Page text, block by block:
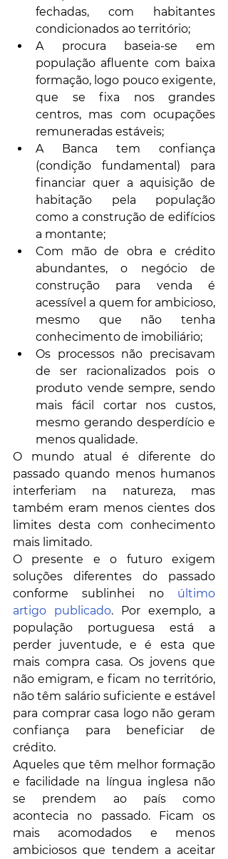
fechadas, com habitantes
condicionados ao território;
A procura baseia-se em
população afluente com baixa
formação, logo pouco exigente,
que se fixa nos grandes
centros, mas com ocupações
remuneradas estáveis;
A Banca tem confiança
(condição fundamental) para
financiar quer a aquisição de
habitação pela população
como a construção de edifícios
a montante;
Com mão de obra e crédito
abundantes, o negócio de
construção para venda é
acessível a quem for ambicioso,
mesmo que não tenha
conhecimento de imobiliário;
Os processos não precisavam
de ser racionalizados pois o
produto vende sempre, sendo
mais fácil cortar nos custos,
mesmo gerando desperdício e
menos qualidade.
O mundo atual é diferente do
passado quando menos humanos
interferiam na natureza, mas
também eram menos cientes dos
limites desta com conhecimento
mais limitado.
O presente e o futuro exigem
soluções diferentes do passado
conforme sublinhei no último
artigo publicado. Por exemplo, a
população portuguesa está a
perder juventude, e é esta que
mais compra casa. Os jovens que
não emigram, e ficam no território,
não têm salário suficiente e estável
para comprar casa logo não geram
confiança para beneficiar de
crédito.
Aqueles que têm melhor formação
e facilidade na língua inglesa não
se prendem ao país como
acontecia no passado. Ficam os
mais acomodados e menos
ambiciosos que tendem a aceitar